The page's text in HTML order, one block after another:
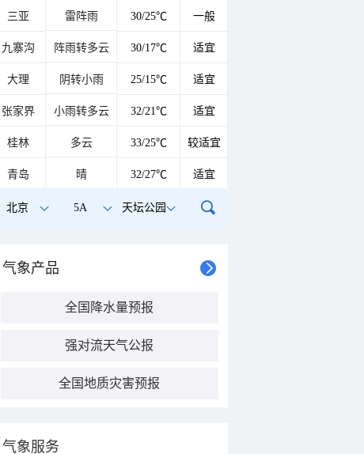
三亚 雷阵雨 30/25℃ 一般
九寨沟 阵雨转多云 30/17℃ 适宜
大理 阴转小雨 25/15℃ 适宜
张家界 小雨转多云 32/21℃ 适宜
桂林 多云 33/25℃ 较适宜
青岛 晴 32/27℃ 适宜
北京 5A 天坛公园
气象产品
全国降水量预报
强对流天气公报
全国地质灾害预报
气象服务